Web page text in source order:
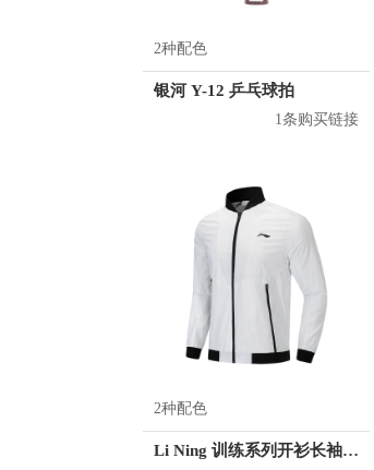
2种配色
银河 Y-12 乒乓球拍
1条购买链接
2种配色
Li Ning 训练系列开衫长袖修身梭织运动夹克 AJDQ001